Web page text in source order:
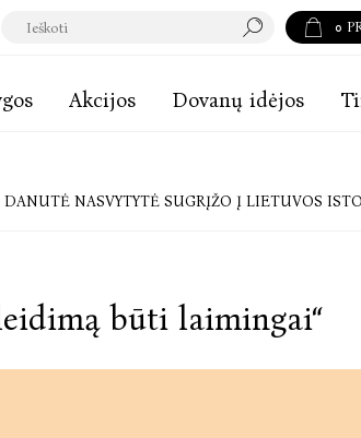
0
Akcijos Dovanų idėjos
PER EPOCHŲ PRARAJAS: KAIP BASAKOJĖ ŠOKĖJA DANUTĖ NASVYTYTĖ SUGRĮŽO Į LIETUVOS
būti laimingai“